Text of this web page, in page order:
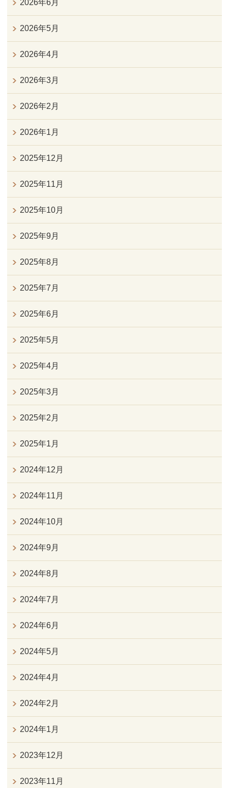
2026年6月
2026年5月
2026年4月
2026年3月
2026年2月
2026年1月
2025年12月
2025年11月
2025年10月
2025年9月
2025年8月
2025年7月
2025年6月
2025年5月
2025年4月
2025年3月
2025年2月
2025年1月
2024年12月
2024年11月
2024年10月
2024年9月
2024年8月
2024年7月
2024年6月
2024年5月
2024年4月
2024年2月
2024年1月
2023年12月
2023年11月